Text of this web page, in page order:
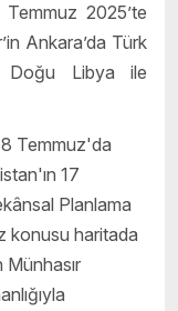
Temmuz 2025’te
Ankara’da Türk
Doğu Libya ile
8 Temmuz'da
17
Planlama
konusu haritada
Münhasır